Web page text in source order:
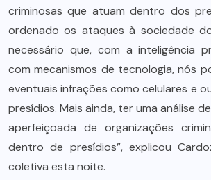
criminosas que atuam dentro dos
ordenado os ataques à sociedade
necessário que, com a inteligência
com mecanismos de tecnologia, nós
eventuais infrações como celulares e
presídios. Mais ainda, ter uma análise
aperfeiçoada de organizações
dentro de presídios”, explicou
coletiva esta noite.